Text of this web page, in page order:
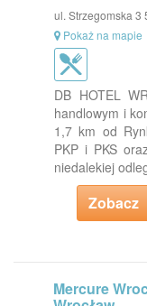
ul. Strzegomska 3
Pokaż na mapie
DB HOTEL
handlowym i
1,7 km od
PKP i PKS
niedalekiej
Zobacz
Mercure